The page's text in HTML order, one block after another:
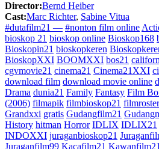
Director:Bernd Heiber
Cast:Marc Richter, Sabine Vitua
#dutafilm21 — #nonton film online
bioskop 21 bioskop online Bioskop168
Bioskopin21 bioskopkeren
BioskopXXI BOOMXXI bos21
cgvmovie21 cinema21 Cinema21XXI
download film download movie online
Drama dunia21 Family Fantasy Film
(2006) filmapik filmbioskop21 filmroster
Grandxxi gratis Gudangfilm21
History hitman Horror IDLIX IDLIX21
INDOXXI juraganbioskop21
Juraganfilm99 Kacafilm21 Kawanfilm21